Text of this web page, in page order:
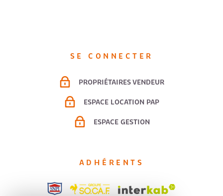
SE CONNECTER
PROPRIÉTAIRES VENDEUR
ESPACE LOCATION PAP
ESPACE GESTION
ADHÉRENTS